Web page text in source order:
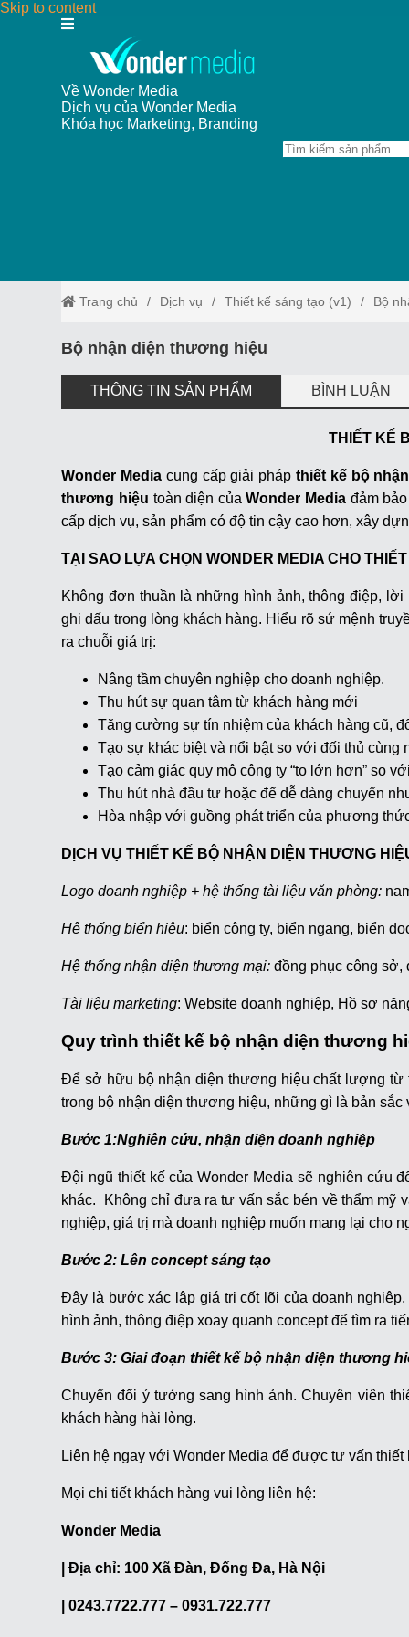
Skip to content
Về Wonder Media
Dịch vụ của Wonder Media
Khóa học Marketing, Branding
Trang chủ Dịch vụ Thiết kế sáng tạo (v1) Bộ
Bộ nhận diện thương hiệu
THÔNG TIN SẢN PHẨM BÌNH LUẬN
THIẾT KẾ
Wonder Media cung cấp giải phápthiết kế bộ
thương hiệu toàn diện củaWonder Media đảm
cấp dịch vụ, sản phẩm có độ tin cậy cao hơn, xây
TẠI SAO LỰA CHỌN WONDER MEDIA CHO
Không đơn thuần là những hình ảnh, thông điệp,
ghi dấu trong lòng khách hàng. Hiểu rõ sứ mệnh
ra chuỗi giá trị:
Nâng tầm chuyên nghiệp cho doanh nghiệp.
Thu hút sự quan tâm từ khách hàng mới
Tăng cường sự tín nhiệm của khách hàng cũ,
Tạo sự khác biệt và nổi bật so với đối thủ cùng
Tạo cảm giác quy mô công ty “to lớn hơn” so
Thu hút nhà đầu tư hoặc để dễ dàng chuyển
Hòa nhập với guồng phát triển của phương
DỊCH VỤ THIẾT KẾ BỘ NHẬN DIỆN THƯƠNG
Logo doanh nghiệp + hệ thống tài liệu văn phòng:
Hệ thống biển hiệu: biển công ty, biển ngang, biển
Hệ thống nhận diện thương mại: đồng phục công sở,
Tài liệu marketing: Website doanh nghiệp, Hồ sơ
Quy trình thiết kế bộ nhận diện thương
Để sở hữu bộ nhận diện thương hiệu chất lượng từ
trong bộ nhận diện thương hiệu, những gì là bản
Bước 1:Nghiên cứu, nhận diện doanh nghiệp
Đội ngũ thiết kế của Wonder Media sẽ nghiên cứu
khác. Không chỉ đưa ra tư vấn sắc bén về thẩm mỹ
nghiệp, giá trị mà doanh nghiệp muốn mang lại cho
Bước 2: Lên concept sáng tạo
Đây là bước xác lập giá trị cốt lõi của doanh
hình ảnh, thông điệp xoay quanh concept để tìm ra
Bước 3: Giai đoạn thiết kế bộ nhận diện thương
Chuyển đổi ý tưởng sang hình ảnh. Chuyên viên
khách hàng hài lòng.
Liên hệ ngay với Wonder Media để được tư vấn
Mọi chi tiết khách hàng vui lòng liên hệ:
Wonder Media
| Địa chỉ: 100 Xã Đàn, Đống Đa, Hà Nội
| 0243.7722.777 – 0931.722.777